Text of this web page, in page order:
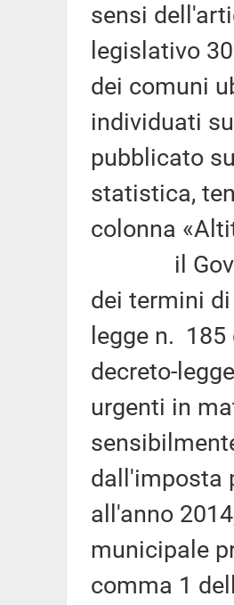
sensi
legislativo
dei comuni
individuati
pubblicato
statistica,
colonna
il
dei termini
legge n.
decreto-
urgenti in
dall'imposta
all'anno
municipale
comma 1